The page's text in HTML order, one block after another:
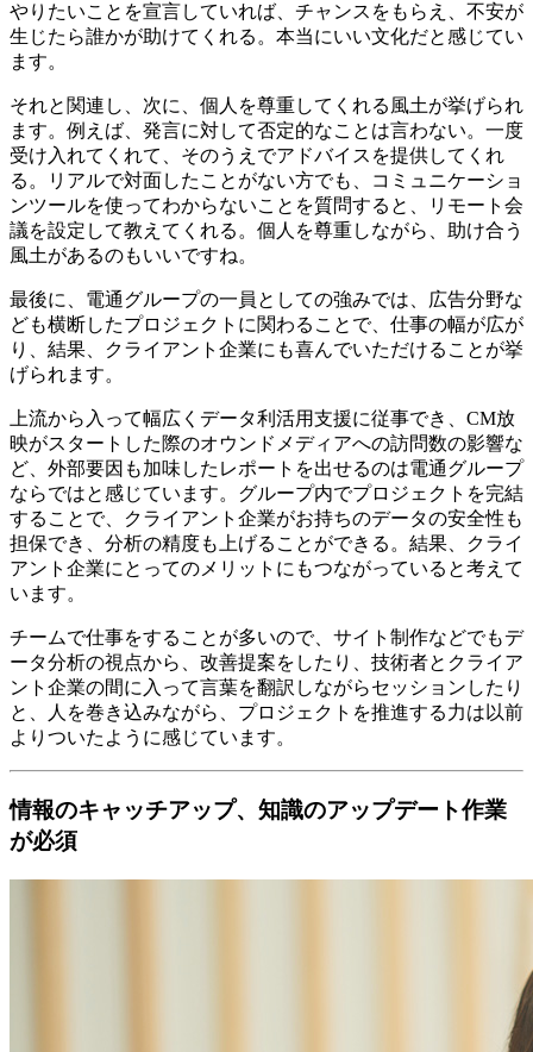
やりたいことを宣言していれば、チャンスをもらえ、不安が
生じたら誰かが助けてくれる。本当にいい文化だと感じてい
ます。
それと関連し、次に、個人を尊重してくれる風土が挙げられ
ます。例えば、発言に対して否定的なことは言わない。一度
受け入れてくれて、そのうえでアドバイスを提供してくれ
る。リアルで対面したことがない方でも、コミュニケーショ
ンツールを使ってわからないことを質問すると、リモート会
議を設定して教えてくれる。個人を尊重しながら、助け合う
風土があるのもいいですね。
最後に、電通グループの一員としての強みでは、広告分野な
ども横断したプロジェクトに関わることで、仕事の幅が広が
り、結果、クライアント企業にも喜んでいただけることが挙
げられます。
上流から入って幅広くデータ利活用支援に従事でき、CM放
映がスタートした際のオウンドメディアへの訪問数の影響な
ど、外部要因も加味したレポートを出せるのは電通グループ
ならではと感じています。グループ内でプロジェクトを完結
することで、クライアント企業がお持ちのデータの安全性も
担保でき、分析の精度も上げることができる。結果、クライ
アント企業にとってのメリットにもつながっていると考えて
います。
チームで仕事をすることが多いので、サイト制作などでもデ
ータ分析の視点から、改善提案をしたり、技術者とクライア
ント企業の間に入って言葉を翻訳しながらセッションしたり
と、人を巻き込みながら、プロジェクトを推進する力は以前
よりついたように感じています。
情報のキャッチアップ、知識のアップデート作業
が必須